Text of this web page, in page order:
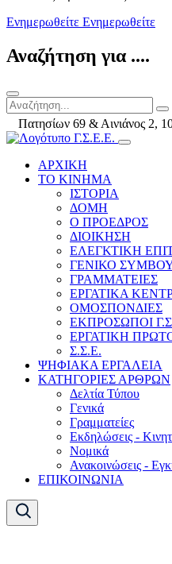
Ενημερωθείτε Ενημερωθείτε
Αναζήτηση για ....
Πατησίων 69 & Αινιάνος 2,
ΑΡΧΙΚΗ
ΤΟ ΚΙΝΗΜΑ
ΙΣΤΟΡΙΑ
ΔΟΜΗ
Ο ΠΡΟΕΔΡΟΣ
ΔΙΟΙΚΗΣΗ
ΕΛΕΓΚΤΙΚΗ
ΓΕΝΙΚΟ
ΓΡΑΜΜΑΤΕΙΕΣ
ΕΡΓΑΤΙΚΑ
ΟΜΟΣΠΟΝΔΙΕΣ
ΕΚΠΡΟΣΩΠΟΙ
ΕΡΓΑΤΙΚΗ
Σ.Σ.Ε.
ΨΗΦΙΑΚΑ ΕΡΓΑΛΕΙΑ
ΚΑΤΗΓΟΡΙΕΣ ΑΡΘΡΩΝ
Δελτία Τύπου
Γενικά
Γραμματείες
Εκδηλώσεις -
Νομικά
Ανακοινώσεις -
ΕΠΙΚΟΙΝΩΝΙΑ